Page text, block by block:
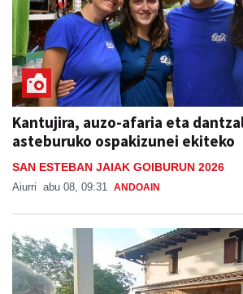
Kantujira, auzo-afaria eta
asteburuko ospakizunei ekiteko
SAN ESTEBAN JAIAK GOIBURUN 2026
Aiurri abu 08, 09:31 ANDOAIN